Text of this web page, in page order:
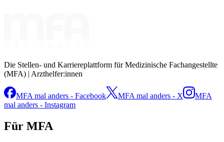
Die Stellen- und Karriereplattform für Medizinische Fachangestellte
(MFA) | Arzthelfer:innen
MFA mal anders - Facebook MFA mal anders - X
MFA
mal anders - Instagram
Für MFA